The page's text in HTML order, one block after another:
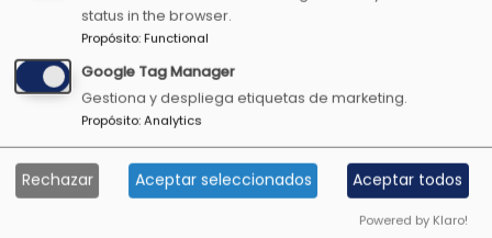
Positiva Radio
status in the browser.
Propósito:Functional
Google Tag Manager
Gestiona y despliega etiquetas de marketing.
Propósito:Analytics
Rechazar Aceptar seleccionados Aceptar todos
Powered by Klaro!